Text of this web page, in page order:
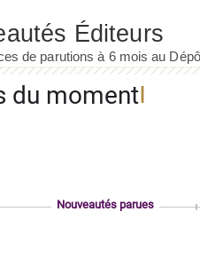
du moment
Nouveautés parues